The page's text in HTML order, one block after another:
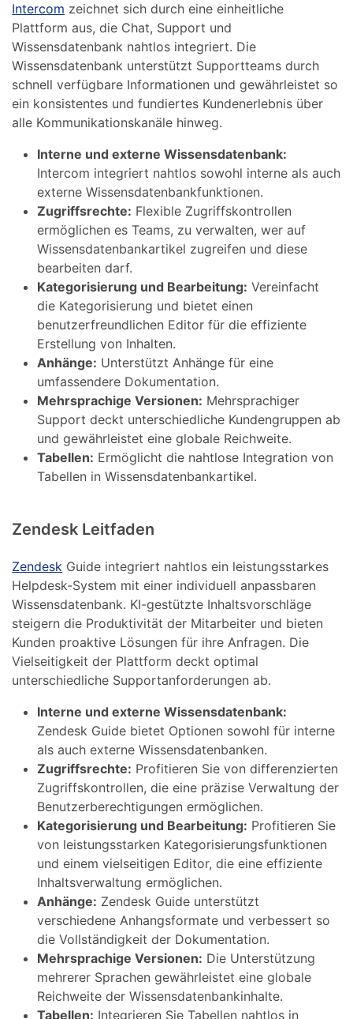
Intercom zeichnet sich durch eine einheitliche
Plattform aus, die Chat, Support und
Wissensdatenbank nahtlos integriert. Die
Wissensdatenbank unterstützt Supportteams durch
schnell verfügbare Informationen und gewährleistet so
ein konsistentes und fundiertes Kundenerlebnis über
alle Kommunikationskanäle hinweg.
Interne und externe Wissensdatenbank:
Intercom integriert nahtlos sowohl interne als auch
externe Wissensdatenbankfunktionen.
Zugriffsrechte: Flexible Zugriffskontrollen
ermöglichen es Teams, zu verwalten, wer auf
Wissensdatenbankartikel zugreifen und diese
bearbeiten darf.
Kategorisierung und Bearbeitung: Vereinfacht
die Kategorisierung und bietet einen
benutzerfreundlichen Editor für die effiziente
Erstellung von Inhalten.
Anhänge: Unterstützt Anhänge für eine
umfassendere Dokumentation.
Mehrsprachige Versionen: Mehrsprachiger
Support deckt unterschiedliche Kundengruppen ab
und gewährleistet eine globale Reichweite.
Tabellen: Ermöglicht die nahtlose Integration von
Tabellen in Wissensdatenbankartikel.
Zendesk Leitfaden
Zendesk Guide integriert nahtlos ein leistungsstarkes
Helpdesk-System mit einer individuell anpassbaren
Wissensdatenbank. KI-gestützte Inhaltsvorschläge
steigern die Produktivität der Mitarbeiter und bieten
Kunden proaktive Lösungen für ihre Anfragen. Die
Vielseitigkeit der Plattform deckt optimal
unterschiedliche Supportanforderungen ab.
Interne und externe Wissensdatenbank:
Zendesk Guide bietet Optionen sowohl für interne
als auch externe Wissensdatenbanken.
Zugriffsrechte: Profitieren Sie von differenzierten
Zugriffskontrollen, die eine präzise Verwaltung der
Benutzerberechtigungen ermöglichen.
Kategorisierung und Bearbeitung: Profitieren Sie
von leistungsstarken Kategorisierungsfunktionen
und einem vielseitigen Editor, die eine effiziente
Inhaltsverwaltung ermöglichen.
Anhänge: Zendesk Guide unterstützt
verschiedene Anhangsformate und verbessert so
die Vollständigkeit der Dokumentation.
Mehrsprachige Versionen: Die Unterstützung
mehrerer Sprachen gewährleistet eine globale
Reichweite der Wissensdatenbankinhalte.
Tabellen: Integrieren Sie Tabellen nahtlos in